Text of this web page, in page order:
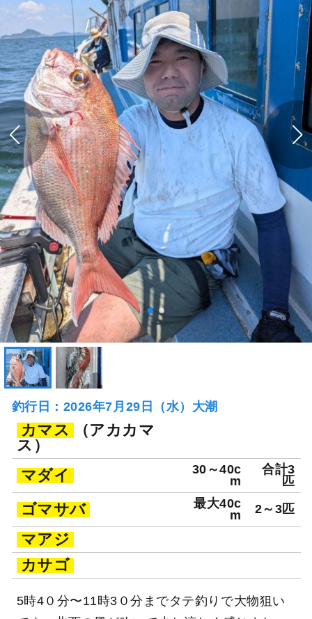
釣行日：2026年7月29日（水）大潮
カマス
（アカカマ
ス）
マダイ
30～40c
m
合計3
匹
ゴマサバ
最大40c
m
2～3匹
マアジ
カサゴ
5時4０分〜11時3０分までタテ釣りで大物狙い